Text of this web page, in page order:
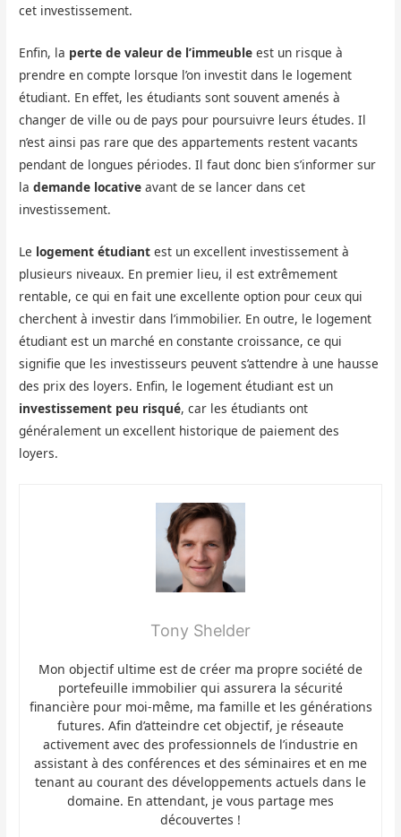
cet investissement.
Enfin, la perte de valeur de l’immeuble est un risque à
prendre en compte lorsque l’on investit dans le logement
étudiant. En effet, les étudiants sont souvent amenés à
changer de ville ou de pays pour poursuivre leurs études. Il
n’est ainsi pas rare que des appartements restent vacants
pendant de longues périodes. Il faut donc bien s’informer sur
lademande locative avant de se lancer dans cet
investissement.
Le logement étudiant est un excellent investissement à
plusieurs niveaux. En premier lieu, il est extrêmement
rentable, ce qui en fait une excellente option pour ceux qui
cherchent à investir dans l’immobilier. En outre, le logement
étudiant est un marché en constante croissance, ce qui
signifie que les investisseurs peuvent s’attendre à une hausse
des prix des loyers. Enfin, le logement étudiant est un
investissement peu risqué, car les étudiants ont
généralement un excellent historique de paiement des
loyers.
Tony Shelder
Mon objectif ultime est de créer ma propre société de
portefeuille immobilier qui assurera la sécurité
financière pour moi-même, ma famille et les générations
futures. Afin d’atteindre cet objectif, je réseaute
activement avec des professionnels de l’industrie en
assistant à des conférences et des séminaires et en me
tenant au courant des développements actuels dans le
domaine. En attendant, je vous partage mes
découvertes !